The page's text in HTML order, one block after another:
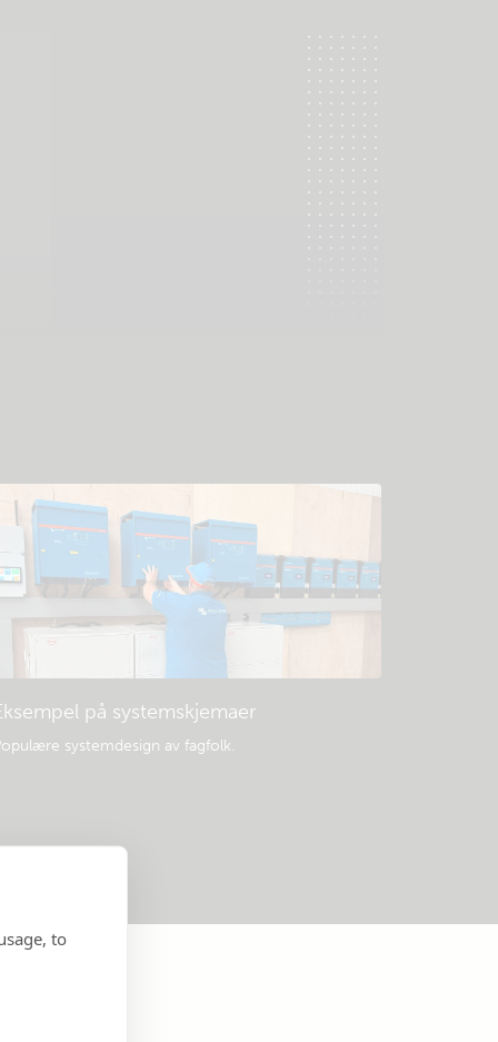
to
på systemskjemaer
systemdesign av fagfolk.